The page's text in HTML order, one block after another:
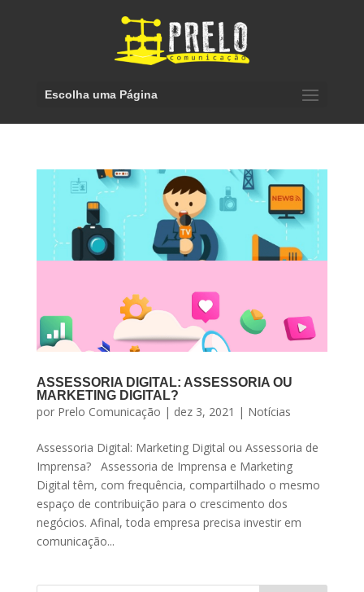
Escolha uma Página
ASSESSORIA DIGITAL: ASSESSORIA OU
MARKETING DIGITAL?
por Prelo Comunicação | dez 3, 2021 | Notícias
Assessoria Digital: Marketing Digital ou Assessoria de
Imprensa? Assessoria de Imprensa e Marketing
Digital têm, com frequência, compartilhado o mesmo
espaço de contribuição para o crescimento dos
negócios. Afinal, toda empresa precisa investir em
comunicação...